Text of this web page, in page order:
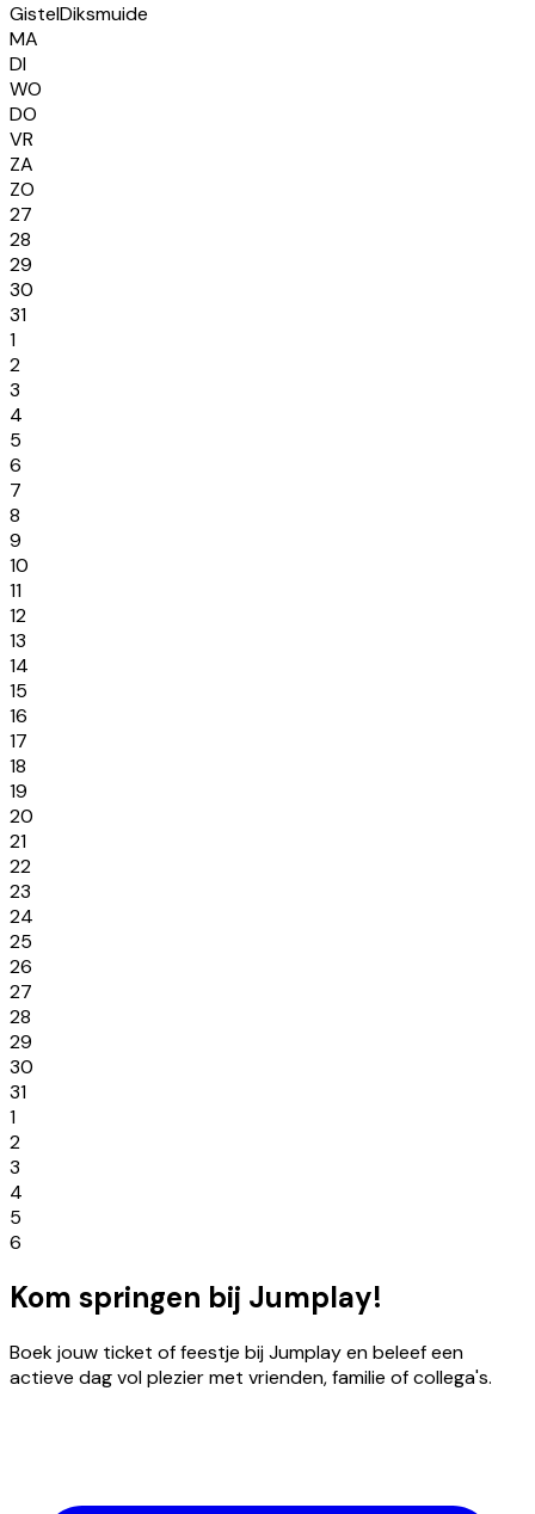
GistelDiksmuide
MA
DI
WO
DO
VR
ZA
ZO
27
28
29
30
31
1
2
3
4
5
6
7
8
9
10
11
12
13
14
15
16
17
18
19
20
21
22
23
24
25
26
27
28
29
30
31
1
2
3
4
5
6
Kom springen bij Jumplay!
Boek jouw ticket of feestje bij Jumplay en beleef een
actieve dag vol plezier met vrienden, familie of collega's.